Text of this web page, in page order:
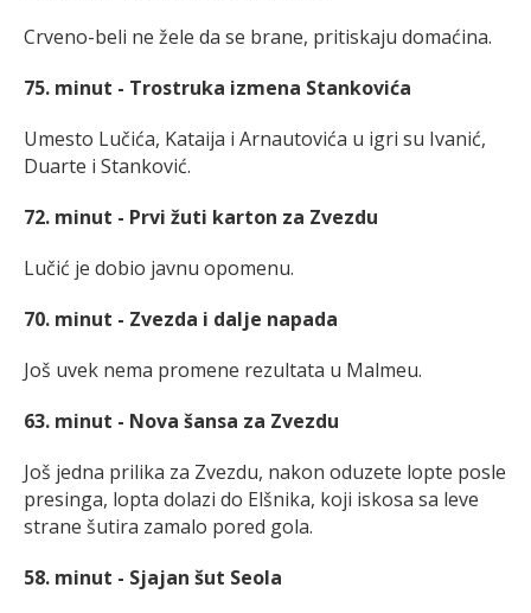
Crveno-beli ne žele da se brane, pritiskaju domaćina.
75. minut - Trostruka izmena Stankovića
Umesto Lučića, Kataija i Arnautovića u igri su Ivanić,
Duarte i Stanković.
72. minut - Prvi žuti karton za Zvezdu
Lučić je dobio javnu opomenu.
70. minut - Zvezda i dalje napada
Još uvek nema promene rezultata u Malmeu.
63. minut - Nova šansa za Zvezdu
Još jedna prilika za Zvezdu, nakon oduzete lopte posle
presinga, lopta dolazi do Elšnika, koji iskosa sa leve
strane šutira zamalo pored gola.
58. minut - Sjajan šut Seola